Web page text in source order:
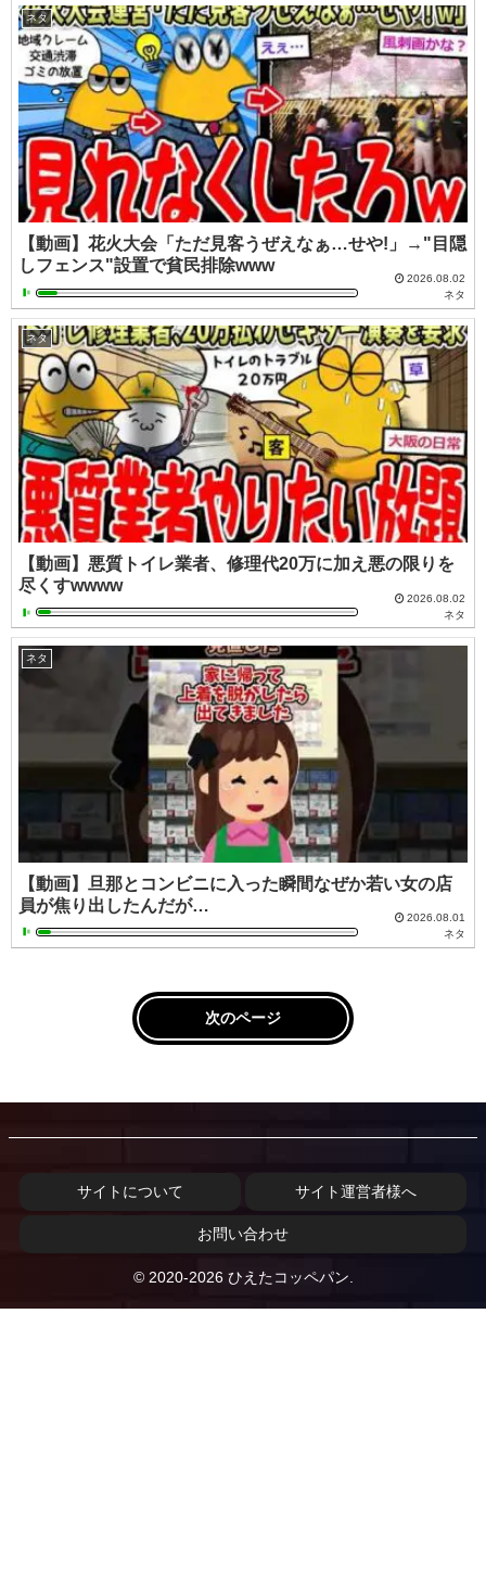
ネタ
【動画】花火大会「ただ見客うぜえなぁ…せや!」→"目隠
しフェンス"設置で貧民排除www
2026.08.02
ネタ
ネタ
【動画】悪質トイレ業者、修理代20万に加え悪の限りを
尽くすwwww
2026.08.02
ネタ
ネタ
【動画】旦那とコンビニに入った瞬間なぜか若い女の店
員が焦り出したんだが…
2026.08.01
ネタ
次のページ
サイトについて サイト運営者様へ
お問い合わせ
© 2020-2026 ひえたコッペパン.